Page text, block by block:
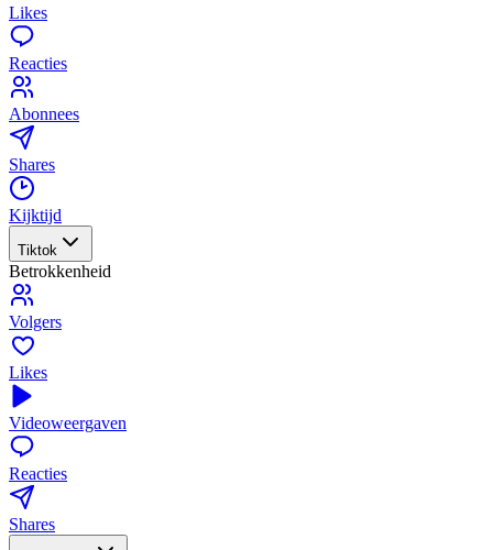
Likes
Reacties
Abonnees
Shares
Kijktijd
Tiktok
Betrokkenheid
Volgers
Likes
Videoweergaven
Reacties
Shares